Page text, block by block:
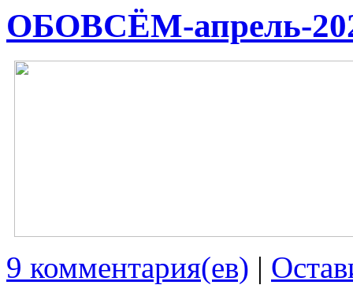
ОБОВСЁМ-апрель-
9 комментария(ев) |